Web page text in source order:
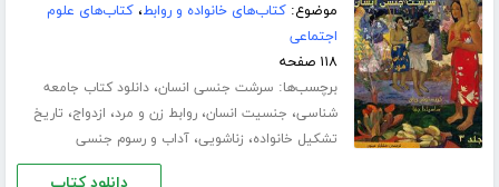
موضوع:کتاب‌های خانواده و روابط،کتاب‌های علوم
اجتماعی
۱۱۸ صفحه
برچسب‌ها: سرشت جنسی انسان،دانلود کتاب جامعه
شناسی، جنسیت انسان،روابط زن و مرد، ازدواج، تاریخ
تشکیل خانواده، زناشویی،آداب و رسوم جنسی